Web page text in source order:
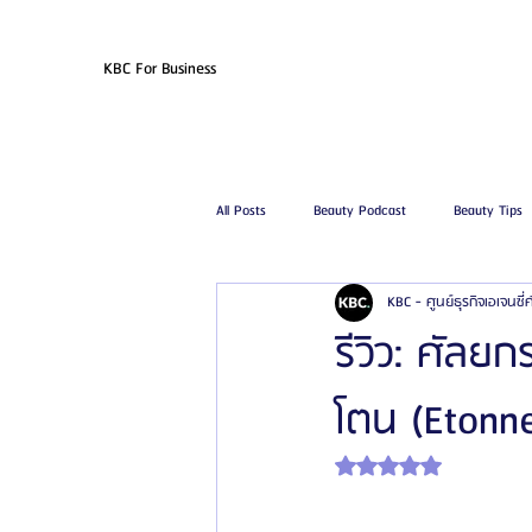
KBC For Business
All Posts Beauty Podcast Beauty Tips
รีวิวศัลยกรรมฉีดไขมัน รีวิวศัลยกรรมดู
โรงพยาบาลศัลยกรรมเฟรช โรงพยาบ
รีวิว: ศัลยก
โตน
KBC - ศูนย์ธุรกิจเอเจน
ได้รับ NaN เต็ม 5 ดาว